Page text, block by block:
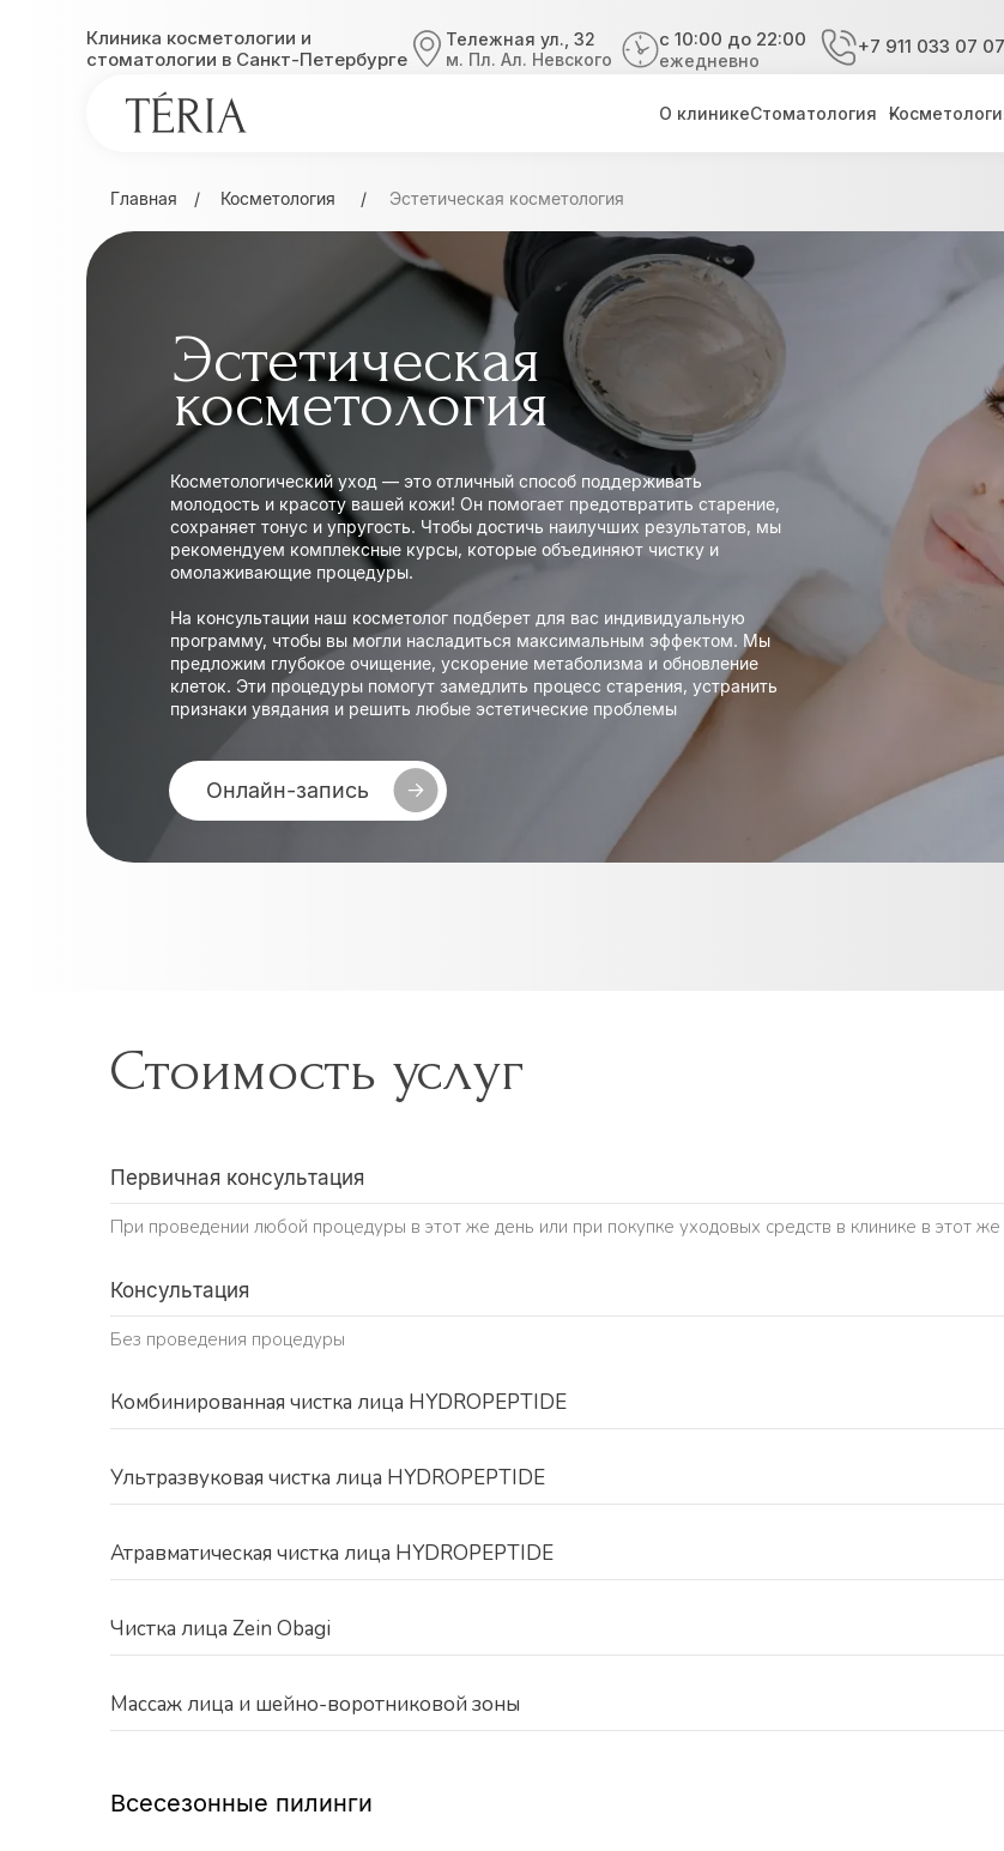
Клиника косметологии и
стоматологии в Санкт-Петербурге
Тележная ул., 32
м. Пл. Ал. Невского
с 10:00 до 22:00
ежедневно
+7 911 033 07 07
О клиникеСтоматология
О клиникеСтоматология Косметология
Главная Косметология Эстетическая косметология
/ /
Онлайн-запись
Эстетическая
косметология
Косметологический уход — это отличный способ поддерживать
молодость и красоту вашей кожи! Он помогает предотвратить старение,
сохраняет тонус и упругость. Чтобы достичь наилучших результатов, мы
рекомендуем комплексные курсы, которые объединяют чистку и
омолаживающие процедуры.
На консультации наш косметолог подберет для вас индивидуальную
программу, чтобы вы могли насладиться максимальным эффектом. Мы
предложим глубокое очищение, ускорение метаболизма и обновление
клеток. Эти процедуры помогут замедлить процесс старения, устранить
признаки увядания и решить любые эстетические проблемы
Стоимость услуг
Первичная консультация
При проведении любой процедуры в этот же день или при покупке уходовых средств в клинике в этот же
Консультация
Без проведения процедуры
Комбинированная чистка лица HYDROPEPTIDE
Ультразвуковая чистка лица HYDROPEPTIDE
Атравматическая чистка лица HYDROPEPTIDE
Чистка лица Zein Obagi
Массаж лица и шейно-воротниковой зоны
Всесезонные пилинги